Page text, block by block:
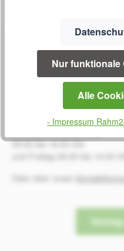
0800 7238052
09:00 bis 16:00 Uhr
und Freitag 08:30 bis 14:00 Uhr
Oder über unser
Nur funktionale
Alle
- Impressum